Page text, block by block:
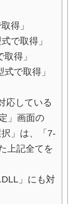
得」
で取得」
得」
で取得」
応している
」画面の
択」は、「7-
上記全てを
」にも対